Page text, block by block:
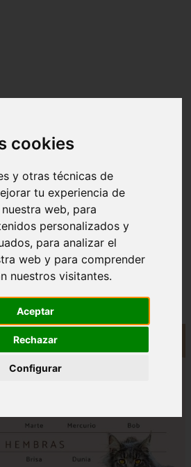
cookies
y otras técnicas de
tu experiencia de
web, para
personalizados y
para analizar el
web y para comprender
nuestros visitantes.
Aceptar
Rechazar
Configurar
Gatos Machos Color Gris
Machos Color Gris